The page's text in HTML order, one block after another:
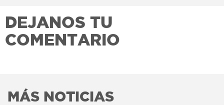
DEJANOS TU
COMENTARIO
MÁS NOTICIAS